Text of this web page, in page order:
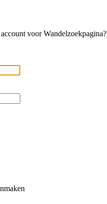
voor Wandelzoekpagina?